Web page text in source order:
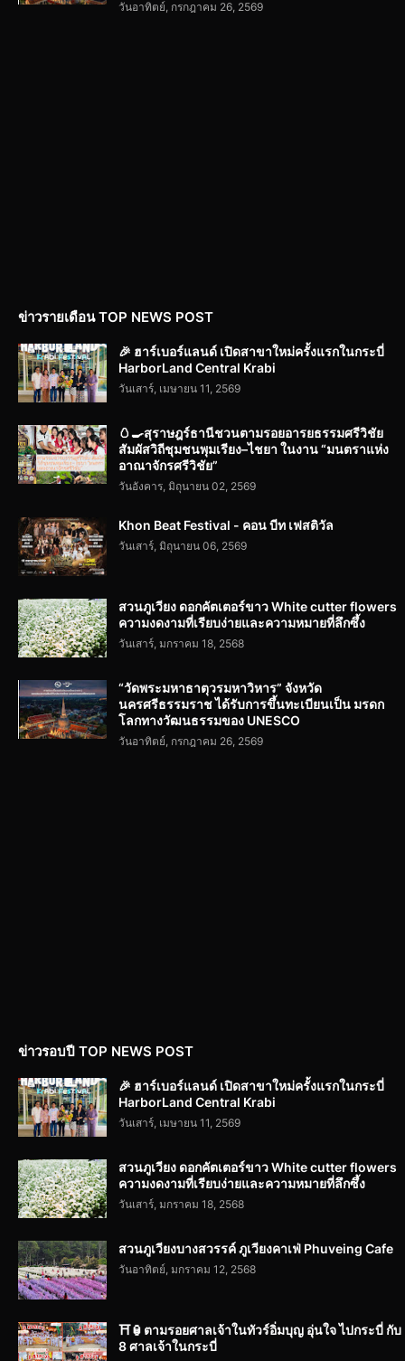
วันอาทิตย์, กรกฎาคม 26, 2569
ข่าวรายเดือน TOP NEWS POST
🎉 ฮาร์เบอร์แลนด์ เปิดสาขาใหม่ครั้งแรกในกระบี่
HarborLand Central Krabi
วันเสาร์, เมษายน 11, 2569
🥚🍳สุราษฎร์ธานีชวนตามรอยอารยธรรมศรีวิชัย
สัมผัสวิถีชุมชนพุมเรียง–ไชยา ในงาน “มนตราแห่ง
อาณาจักรศรีวิชัย”
วันอังคาร, มิถุนายน 02, 2569
Khon Beat Festival - คอน บีท เฟสติวัล
วันเสาร์, มิถุนายน 06, 2569
สวนภูเวียง ดอกคัตเตอร์ขาว White cutter flowers
ความงดงามที่เรียบง่ายและความหมายที่ลึกซึ้ง
วันเสาร์, มกราคม 18, 2568
“วัดพระมหาธาตุวรมหาวิหาร” จังหวัด
นครศรีธรรมราช ได้รับการขึ้นทะเบียนเป็น มรดก
โลกทางวัฒนธรรมของ UNESCO
วันอาทิตย์, กรกฎาคม 26, 2569
ข่าวรอบปี TOP NEWS POST
🎉 ฮาร์เบอร์แลนด์ เปิดสาขาใหม่ครั้งแรกในกระบี่
HarborLand Central Krabi
วันเสาร์, เมษายน 11, 2569
สวนภูเวียง ดอกคัตเตอร์ขาว White cutter flowers
ความงดงามที่เรียบง่ายและความหมายที่ลึกซึ้ง
วันเสาร์, มกราคม 18, 2568
สวนภูเวียงบางสวรรค์ ภูเวียงคาเฟ่ Phuveing Cafe
วันอาทิตย์, มกราคม 12, 2568
⛩️🏮ตามรอยศาลเจ้าในทัวร์อิ่มบุญ อุ่นใจ ไปกระบี่ กับ
8 ศาลเจ้าในกระบี่